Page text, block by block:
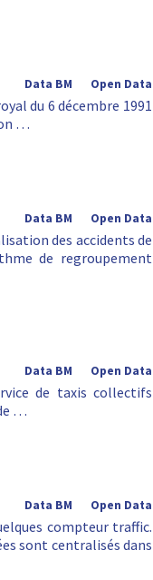
Open Data
Data BM
du 6 décembre 1991
…
Open Data
Data BM
des accidents de
de regroupement
Open Data
Data BM
de taxis collectifs
…
Open Data
Data BM
compteur traffic.
sont centralisés dans